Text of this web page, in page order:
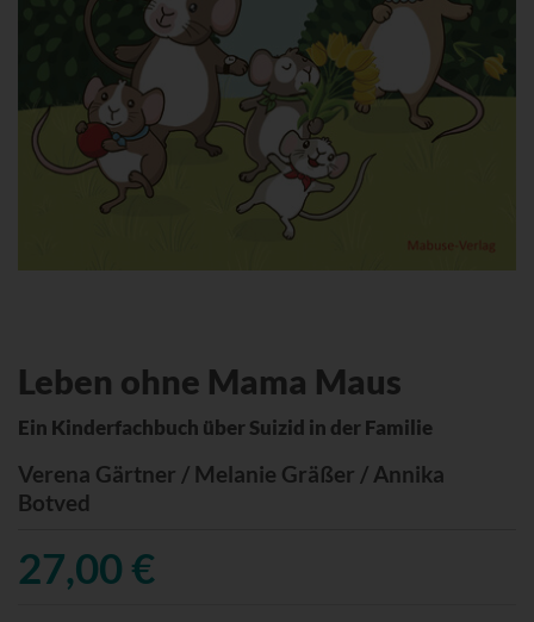
Leben ohne Mama Maus
Ein Kinderfachbuch über Suizid in der Familie
Verena Gärtner / Melanie Gräßer / Annika
Botved
27,00 €